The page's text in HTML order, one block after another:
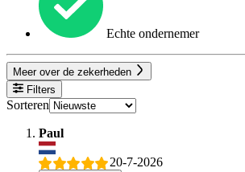
Echte ondernemer
Meer over de zekerheden
Filters
Sorteren
Paul
20-7-2026